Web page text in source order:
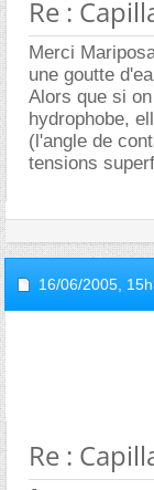
Re :
Merci
une goutte
Alors que si
hydrophobe,
(l'angle de
tensions
16/06/2005,
Re :